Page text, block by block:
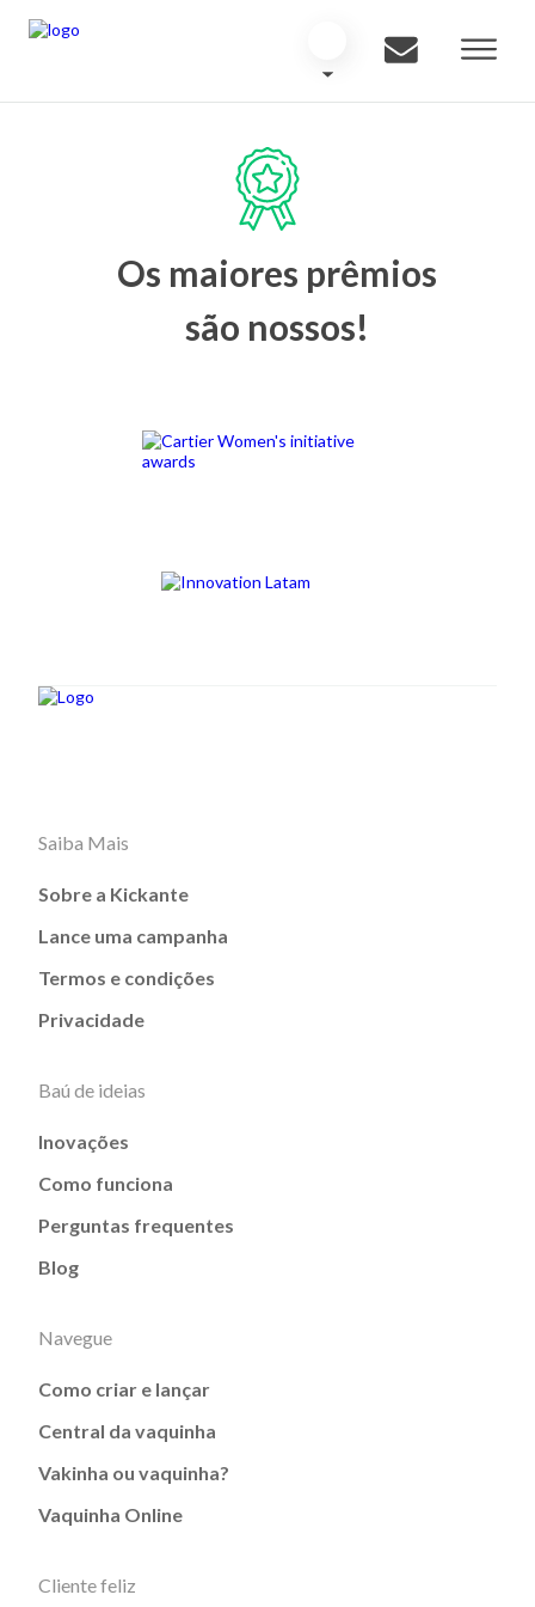
Os maiores prêmios
são nossos!
Saiba Mais
Sobre a Kickante
Lance uma campanha
Termos e condições
Privacidade
Baú de ideias
Inovações
Como funciona
Perguntas frequentes
Blog
Navegue
Como criar e lançar
Central da vaquinha
Vakinha ou vaquinha?
Vaquinha Online
Cliente feliz